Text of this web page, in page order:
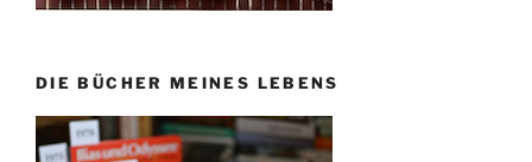
DIE BÜCHER MEINES LEBENS